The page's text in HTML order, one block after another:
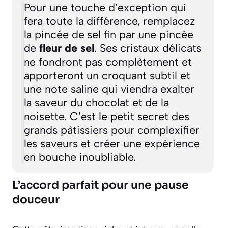
Pour une touche d’exception qui
fera toute la différence, remplacez
la pincée de sel fin par une pincée
de fleur de sel. Ses cristaux délicats
ne fondront pas complètement et
apporteront un croquant subtil et
une note saline qui viendra exalter
la saveur du chocolat et de la
noisette. C’est le petit secret des
grands pâtissiers pour complexifier
les saveurs et créer une expérience
en bouche inoubliable.
L’accord parfait pour une pause
douceur